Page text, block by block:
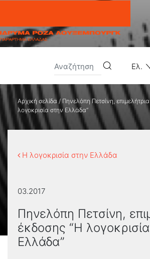
Ελ.
Αρχική σελίδα /Πηνελόπη Πετσίνη,
λογοκρισία στην Ελλάδα”
Η λογοκρισία στην Ελλάδα
03.2017
Πηνελόπη Πετσίνη,
έκδοσης “Η
Ελλάδα”